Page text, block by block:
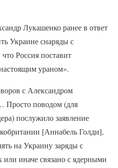
Лукашенко ранее в ответ
Украине снаряды с
Россия поставит
ураном».
с Александром
Просто поводом (для
послужило заявление
[Аннабель Голди],
на Украину заряды с
иначе связано с ядерными